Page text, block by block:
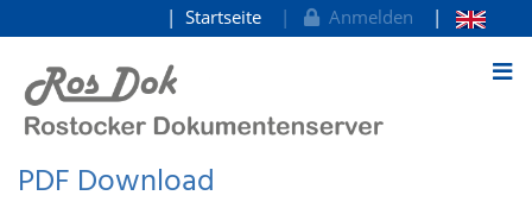
zum Inhalt
Startseite Anmelden
PDF Download